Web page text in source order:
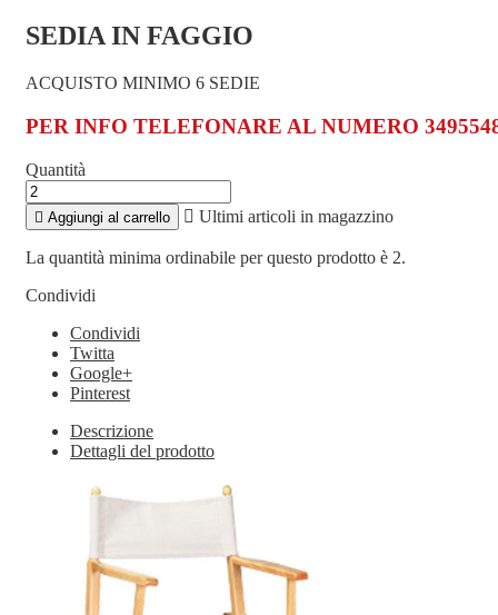
SEDIA IN FAGGIO
ACQUISTO MINIMO 6 SEDIE
PER INFO TELEFONARE AL NUMERO
Quantità
 Aggiungi al carrello  Ultimi articoli in magazzino
La quantità minima ordinabile per questo prodotto è 2.
Condividi
Condividi
Twitta
Google+
Pinterest
Descrizione
Dettagli del prodotto